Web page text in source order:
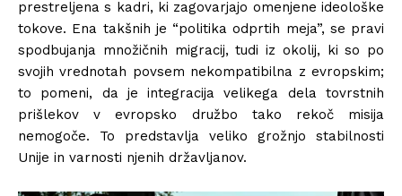
prestreljena s kadri, ki zagovarjajo omenjene ideološke
tokove. Ena takšnih je “politika odprtih meja”, se pravi
spodbujanja množičnih migracij, tudi iz okolij, ki so po
svojih vrednotah povsem nekompatibilna z evropskim;
to pomeni, da je integracija velikega dela tovrstnih
prišlekov v evropsko družbo tako rekoč misija
nemogoče. To predstavlja veliko grožnjo stabilnosti
Unije in varnosti njenih državljanov.